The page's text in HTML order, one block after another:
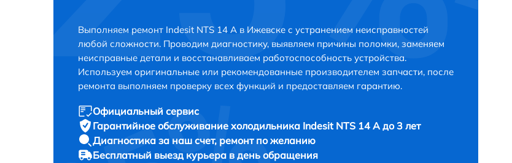
Выполняем ремонт Indesit NTS 14 A в Ижевске с устранением неисправностей
любой сложности. Проводим диагностику, выявляем причины поломки, заменяем
неисправные детали и восстанавливаем работоспособность устройства.
Используем оригинальные или рекомендованные производителем запчасти, после
ремонта выполняем проверку всех функций и предоставляем гарантию.
Официальный сервис
Гарантийное обслуживание холодильника Indesit NTS 14 A до 3 лет
Диагностика за наш счет, ремонт по желанию
Бесплатный выезд курьера в день обращения